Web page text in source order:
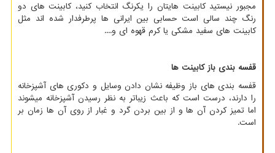
مجبور نیستید کابینت هایتان را یکرنگ انتخاب کنید، کابینت های دو
رنگ چند سالی است حسابی بین ایرانی ها پرطرفدار شده اند مثل
کابینت های سفید مشکی یا کرم قهوه ای و....
قفسه بندی باز کابینت ها
قفسه بندی های باز وظیفه نشان دادن وسایل و دکوری های آشپزخانه
را دارند، درست است که باعث زیباتر به نظر رسیدن آشپزخانه میشوند
اما تمیز کردن آن ها و از بین بردن گرد و غبار از روی آن ها زمان بر
است.